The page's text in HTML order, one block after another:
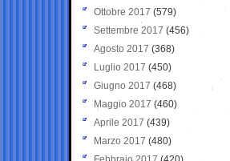
Ottobre 2017 (579)
Settembre 2017 (456)
Agosto 2017 (368)
Luglio 2017 (450)
Giugno 2017 (468)
Maggio 2017 (460)
Aprile 2017 (439)
Marzo 2017 (480)